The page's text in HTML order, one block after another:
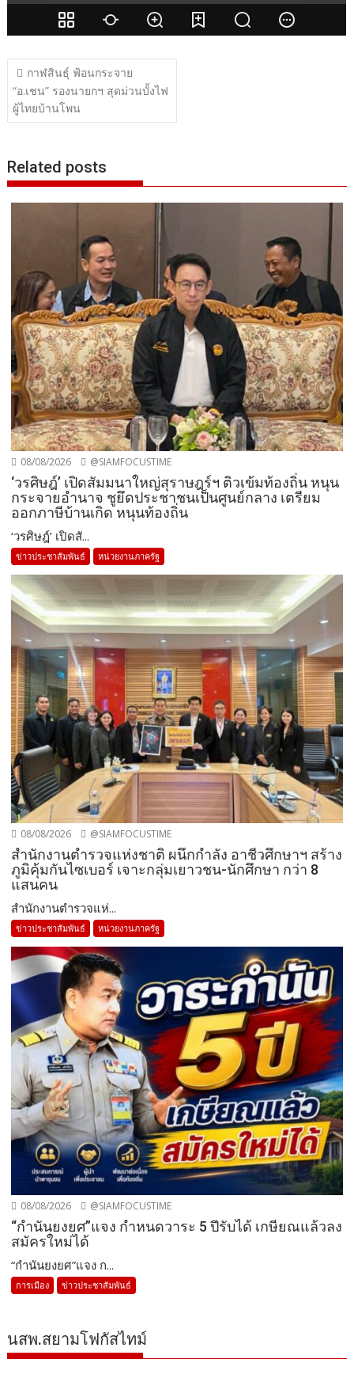
แนะแนว
เรื่อง
กาฬสินธุ์ ฟ้อนกระจาย
“อ.เชน” รองนายกฯ สุดม่วนบั้งไฟ
ผู้ไทยบ้านโพน
Related posts
08/08/2026 @SIAMFOCUSTIME
‘วรศิษฎ์’ เปิดสัมมนาใหญ่สุราษฎร์ฯ ติวเข้มท้องถิ่น หนุน
กระจายอำนาจ ชูยึดประชาชนเป็นศูนย์กลาง เตรียม
ออกภาษีบ้านเกิด หนุนท้องถิ่น
‘วรศิษฎ์’ เปิดสั...
ข่าวประชาสัมพันธ์ หน่วยงานภาครัฐ
08/08/2026 @SIAMFOCUSTIME
สำนักงานตำรวจแห่งชาติ ผนึกกำลัง อาชีวศึกษาฯ สร้าง
ภูมิคุ้มกันไซเบอร์ เจาะกลุ่มเยาวชน-นักศึกษา กว่า 8
แสนคน
สำนักงานตำรวจแห่...
ข่าวประชาสัมพันธ์ หน่วยงานภาครัฐ
08/08/2026 @SIAMFOCUSTIME
“กำนันยงยศ”แจง กำหนดวาระ 5 ปีรับได้ เกษียณแล้วลง
สมัครใหม่ได้
“กำนันยงยศ”แจง ก...
การเมือง ข่าวประชาสัมพันธ์
นสพ.สยามโฟกัสไทม์